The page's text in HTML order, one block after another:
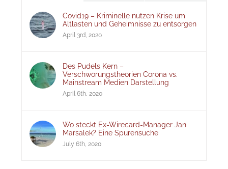
Covid19 – Kriminelle nutzen Krise um
Altlasten und Geheimnisse zu entsorgen
April 3rd, 2020
Des Pudels Kern –
Verschwörungstheorien Corona vs.
Mainstream Medien Darstellung
April 6th, 2020
Wo steckt Ex-Wirecard-Manager Jan
Marsalek? Eine Spurensuche
July 6th, 2020